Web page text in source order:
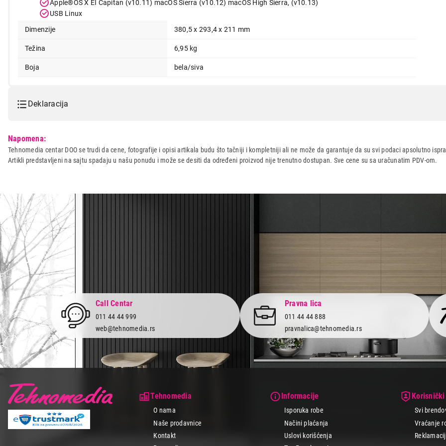
Apple®OS X EI Capitan (v10.11) macOS Sierra (v10.12) macOS High Sierra, (v10.13)
USB Linux
Dimenzije
380,5 x 293,4 x 211 mm
Težina 6,95 kg
Boja bela/siva
Deklaracija
Naziv i vrsta robe:
STAMPAC I SKENER
Uvoznik:
Avtera SR d.o.o
Napomena:
Tehnomedia centar DOO se trudi da cene, fotografije i opisi artikala budu što tačniji i kompletniji ali ne može da garantuje da su svi podaci apsolutno
Artikli predstavljeni na sajtu spadaju u našu ponudu i može se desiti da određeni proizvod nije trenutno dostupan. Sve cene su sa uračunatim PDV-om.
Call Centar
011 44 44 999
web@tehnomedia.rs
Pravna lica
011 44 44 888
pravnalica@tehnomedia.rs
Tehnomedia
O nama
Naše prodavnice
Kontakt
Informacije
Isporuka robe
Načini plaćanja
Uslovi korišćenja
Svi
Vraćanje